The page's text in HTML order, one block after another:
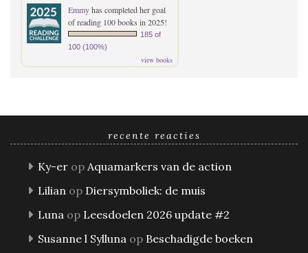
Emmyhas completed her goal
of reading 100 books in 2025!
185 of
100 (100%)
view books
recente reacties
Ky-er op Aquamarkers van de action
Lilian op Diersymboliek: de muis
Luna op Leesdoelen 2026 update #2
Susanne l Sylluna op Beschadigde boeken